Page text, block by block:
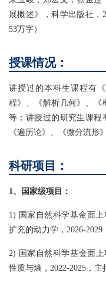
展概述》，科学出版社，
53万字）
授课情况：
讲授过的本科生课程有
程》、《解析几何》、《
等；讲授过的研究生课程
《遍历论》、《微分流形
科研项目：
1、国家级项目：
1) 国家自然科学基金面上
扩充的动力学，2026-2029
2) 国家自然科学基金面上
性质与熵，2022-2025，主